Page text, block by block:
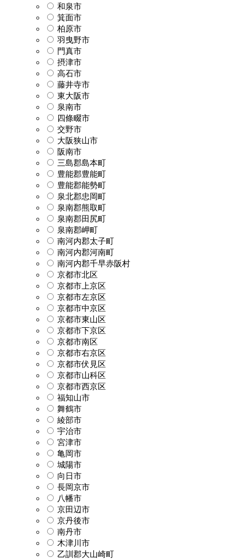
和泉市
箕面市
柏原市
羽曳野市
門真市
摂津市
高石市
藤井寺市
東大阪市
泉南市
四條畷市
交野市
大阪狭山市
阪南市
三島郡島本町
豊能郡豊能町
豊能郡能勢町
泉北郡忠岡町
泉南郡熊取町
泉南郡田尻町
泉南郡岬町
南河内郡太子町
南河内郡河南町
南河内郡千早赤阪村
京都市北区
京都市上京区
京都市左京区
京都市中京区
京都市東山区
京都市下京区
京都市南区
京都市右京区
京都市伏見区
京都市山科区
京都市西京区
福知山市
舞鶴市
綾部市
宇治市
宮津市
亀岡市
城陽市
向日市
長岡京市
八幡市
京田辺市
京丹後市
南丹市
木津川市
乙訓郡大山崎町